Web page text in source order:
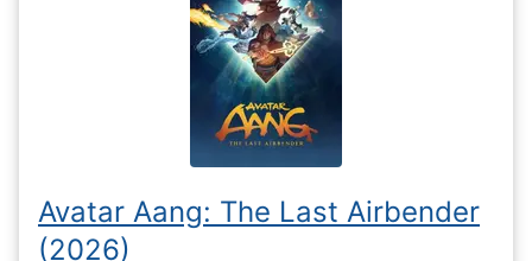
Avatar Aang: The Last Airbender
(2026)